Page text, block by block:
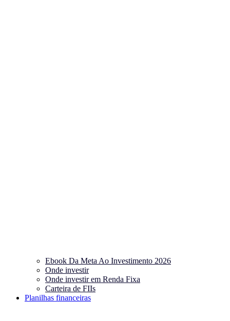
Ebook Da Meta Ao Investimento 2026
Onde investir
Onde investir em Renda Fixa
Carteira de FIIs
Planilhas financeiras